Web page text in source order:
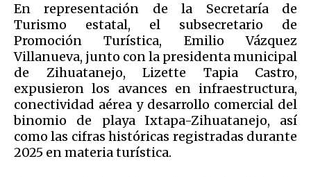
En representación de la Secretaría de
Turismo estatal, el subsecretario de
Promoción Turística, Emilio Vázquez
Villanueva, junto con la presidenta municipal
de Zihuatanejo, Lizette Tapia Castro,
expusieron los avances en infraestructura,
conectividad aérea y desarrollo comercial del
binomio de playa Ixtapa-Zihuatanejo, así
como las cifras históricas registradas durante
2025 en materia turística.